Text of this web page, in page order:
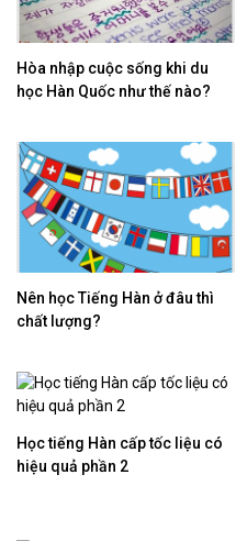
Hòa nhập cuộc sống khi du
học Hàn Quốc như thế nào?
Nên học Tiếng Hàn ở đâu thì
chất lượng?
Học tiếng Hàn cấp tốc liệu có
hiệu quả phần 2